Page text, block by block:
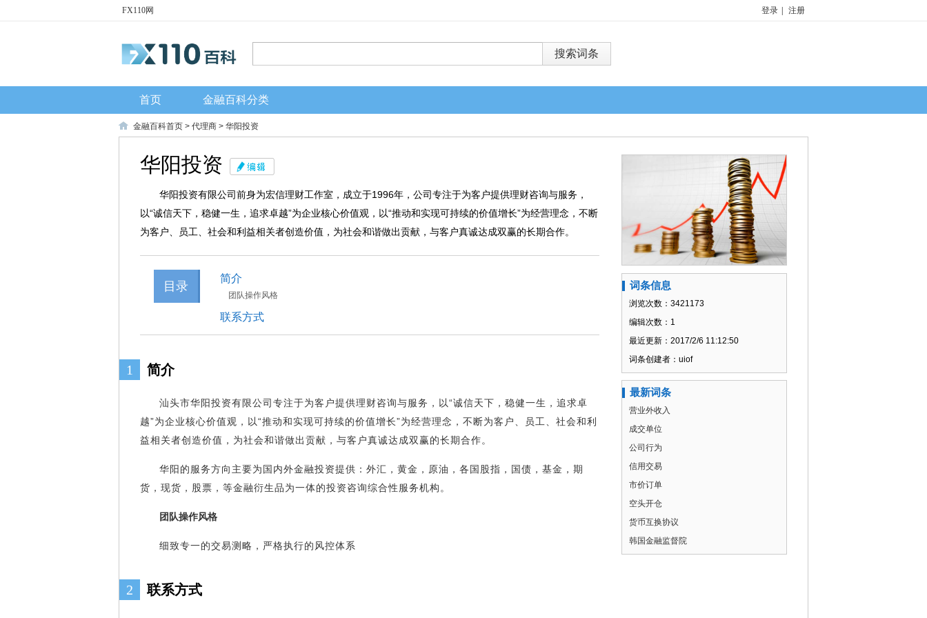
FX110网 登录 注册
首页 金融百科分类
金融百科首页 > 代理商 > 华阳投资
华阳投资
华阳投资有限公司前身为宏信理财工作室，成立于1996年，公司专注于为客户提供理财咨询与服务，
以“诚信天下，稳健一生，追求卓越”为企业核心价值观，以“推动和实现可持续的价值增长”为经营理念，不断
为客户、员工、社会和利益相关者创造价值，为社会和谐做出贡献，与客户真诚达成双赢的长期合作。
目录
简介
团队操作风格
联系方式
1 简介
汕头市华阳投资有限公司专注于为客户提供理财咨询与服务，以“诚信天下，稳健一生，追求卓
越”为企业核心价值观，以“推动和实现可持续的价值增长”为经营理念，不断为客户、员工、社会和利
益相关者创造价值，为社会和谐做出贡献，与客户真诚达成双赢的长期合作。
华阳的服务方向主要为国内外金融投资提供：外汇，黄金，原油，各国股指，国债，基金，期
货，现货，股票，等金融衍生品为一体的投资咨询综合性服务机构。
团队操作风格
细致专一的交易测略，严格执行的风控体系
2 联系方式
词条信息
浏览次数：3421173
编辑次数：1
最近更新：2017/2/6 11:12:50
词条创建者：uiof
最新词条
营业外收入
成交单位
公司行为
信用交易
市价订单
空头开仓
货币互换协议
韩国金融监督院